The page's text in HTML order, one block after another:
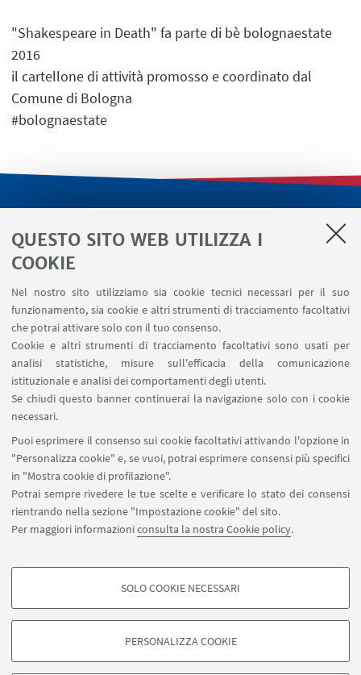
QUESTO SITO WEB UTILIZZA I
COOKIE
Nel nostro sito utilizziamo sia cookie tecnici necessari per il suo
funzionamento, sia cookie e altri strumenti di tracciamento facoltativi
che potrai attivare solo con il tuo consenso.
Cookie e altri strumenti di tracciamento facoltativi sono usati per
analisi statistiche, misure sull'efficacia della comunicazione
istituzionale e analisi dei comportamenti degli utenti.
Se chiudi questo banner continuerai la navigazione solo con i cookie
necessari.
Puoi esprimere il consenso sui cookie facoltativi attivando l'opzione in
"Personalizza cookie" e, se vuoi, potrai esprimere consensi più specifici
in "Mostra cookie di profilazione".
Potrai sempre rivedere le tue scelte e verificare lo stato dei consensi
rientrando nella sezione "Impostazione cookie" del sito.
Per maggiori informazioniconsulta la nostra Cookie policy.
COOKIE DI PROFILAZIONE - FACOLTATIVI
degli utenti, creare profili in base al loro comportamento sul sito, per analisi
di marketing.
SOLO COOKIE NECESSARI
PERSONALIZZA COOKIE
"Shakespeare in Death" fa parte di bè bolognaestate
2016
il cartellone di attività promosso e coordinato dal
Comune di Bologna
#bolognaestate
Segnala un evento
Contatti
SEGUI IL DIPARTIMENTO SU:
SEGUI UNIBO SU:
APP:
©Copyright 2026 - ALMA MATER STUDIORUM - Università di
Bologna - Via Zamboni, 33 - 40126 Bologna - PI: 01131710376 - CF:
80007010376